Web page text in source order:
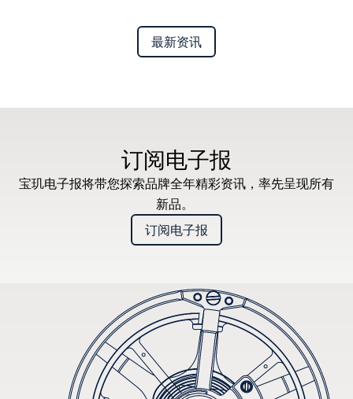
最新资讯
订阅电子报
宝玑电子报将带您探索品牌全年精彩资讯，率先呈现所有
新品。
订阅电子报